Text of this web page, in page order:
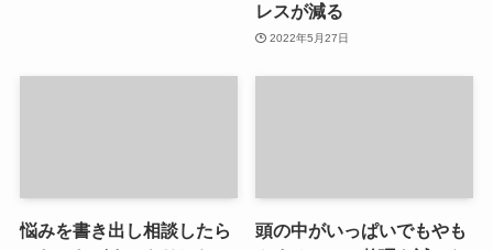
レスが減る
2022年5月27日
悩みを書き出し相談したら
頭の中がいっぱいでもやも